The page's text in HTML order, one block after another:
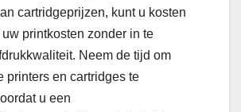
cartridgeprijzen, kunt u kosten
printkosten zonder in te
Neem de tijd om
printers en cartridges te
u een